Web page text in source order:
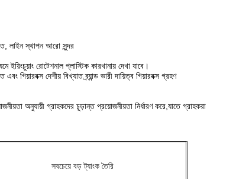
লাইন স্থাপন আরো সুন্দর
ইয়িংচুয়াং রোটেশনাল প্লাস্টিক কারখানায় দেখা যাবে।
দেশীয় বিখ্যাত ব্র্যান্ড ভারী দায়িত্ব গিয়ারবক্স গ্রহণ
অনুযায়ী গ্রাহকদের চূড়ান্ত প্রয়োজনীয়তা নির্ধারণ করে,যাতে গ্রাহকরা
সবচেয়ে বড় ট্যাংক তৈরি